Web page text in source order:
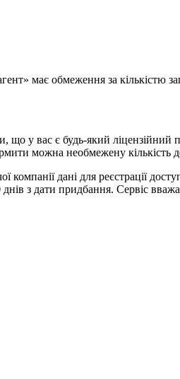
має обмеження за кількістю
у вас є будь-який ліцензійний
можна необмежену кількість
дані для реєстрації
з дати придбання. Сервіс